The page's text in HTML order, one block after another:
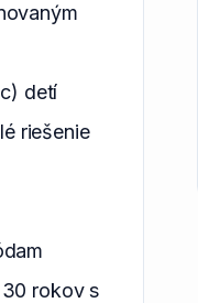
detí
riešenie
rokov s